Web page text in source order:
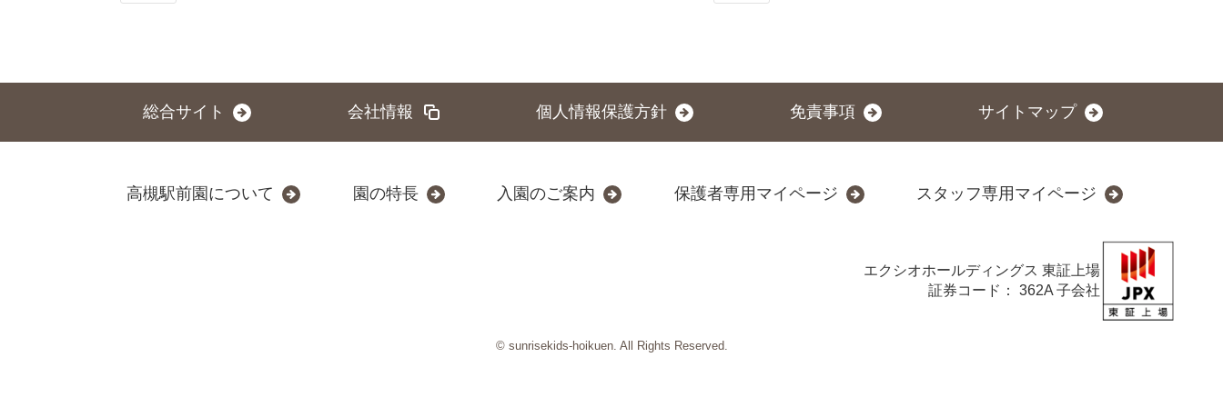
総合サイト 会社情報 個人情報保護方針 免責事項 サイトマップ
高槻駅前園について 園の特長 入園のご案内 保護者専用マイページ スタッフ専用マイページ
エクシオホールディングス 東証上場
証券コード： 362A 子会社
© sunrisekids-hoikuen. All Rights Reserved.